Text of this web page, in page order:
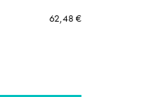
62,48 €